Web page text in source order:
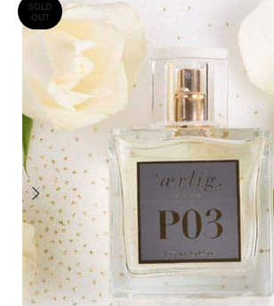
SOLD
OUT